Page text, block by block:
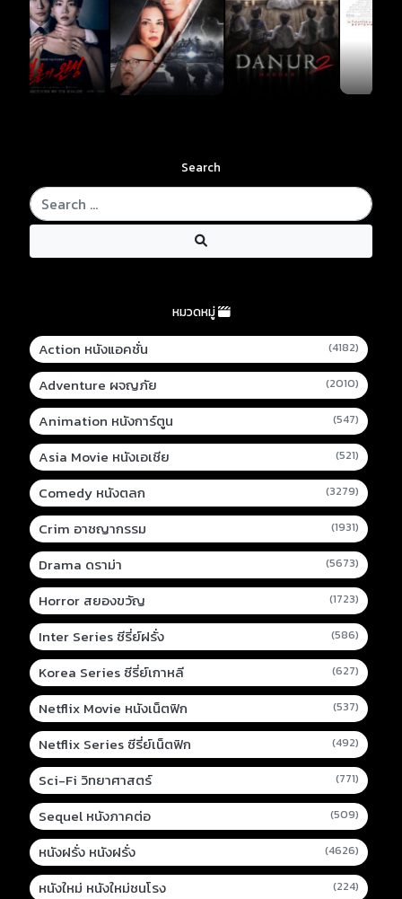
Search
หมวดหมู่
Action หนังแอคชั่น (4182)
Adventure ผจญภัย (2010)
Animation หนังการ์ตูน (547)
Asia Movie หนังเอเชีย (521)
Comedy หนังตลก (3279)
Crim อาชญากรรม (1931)
Drama ดราม่า (5673)
Horror สยองขวัญ (1723)
Inter Series ซีรี่ย์ฝรั่ง (586)
Korea Series ซีรี่ย์เกาหลี (627)
Netflix Movie หนังเน็ตฟิก (537)
Netflix Series ซีรี่ย์เน็ตฟิก (492)
Sci-Fi วิทยาศาสตร์ (771)
Sequel หนังภาคต่อ (509)
หนังฝรั่ง หนังฝรั่ง (4626)
หนังใหม่ หนังใหม่ชนโรง (224)